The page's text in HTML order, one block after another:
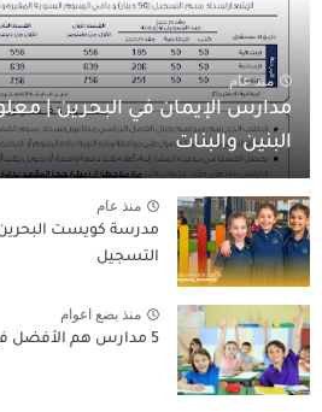
منذ عام
مدارس الإيمان في البحرين |
البنين والبنات
منذ عام
مدرسة كويست
التسجيل
منذ بضع اعوام
5 مدارس هم الأفضل في البحرين